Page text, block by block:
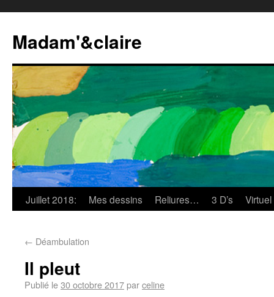
Madam'&claire
Juillet 2018: Mes dessins Reliures… 3 D’s Virtuel
← Déambulation
Il pleut
Publié le30 octobre 2017parceline